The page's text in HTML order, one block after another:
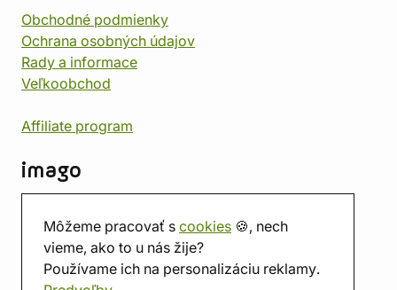
Môžeme pracovať s cookies 🍪, nech
vieme, ako to u nás žije?
Používame ich na personalizáciu reklamy.
Obchodné podmienky
Ochrana osobných údajov
Rady a informace
Veľkoobchod
Affiliate program
imago
Predajňa
Herňa
O nás